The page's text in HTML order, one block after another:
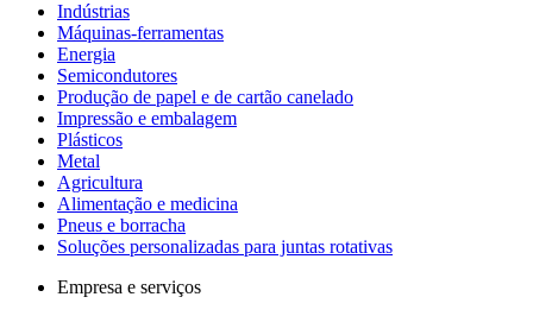
Indústrias
Máquinas-ferramentas
Energia
Semicondutores
Produção de papel e de cartão canelado
Impressão e embalagem
Plásticos
Metal
Agricultura
Alimentação e medicina
Pneus e borracha
Soluções personalizadas para juntas rotativas
Empresa e serviços